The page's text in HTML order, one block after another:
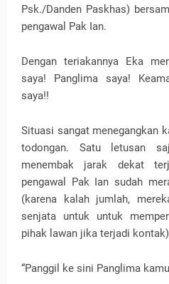
Psk./Danden Paskhas)
pengawal Pak Ian.
Dengan teriakannya Eka
saya! Panglima saya!
saya!!
Situasi sangat menegangkan
todongan. Satu letusan
menembak jarak dekat
pengawal Pak Ian sudah
(karena kalah jumlah,
senjata untuk untuk
pihak lawan jika terjadi
“Panggil ke sini Panglima